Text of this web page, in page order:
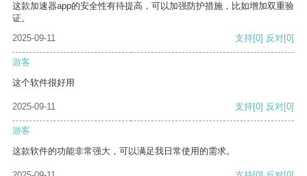
这款加速器app的安全性有待提高，可以加强防护措施，比如增加双重验
证。
2025-09-11
支持[0] 反对[0]
游客
这个软件很好用
2025-09-11 支持[0] 反对[0]
游客
这款软件的功能非常强大，可以满足我日常使用的需求。